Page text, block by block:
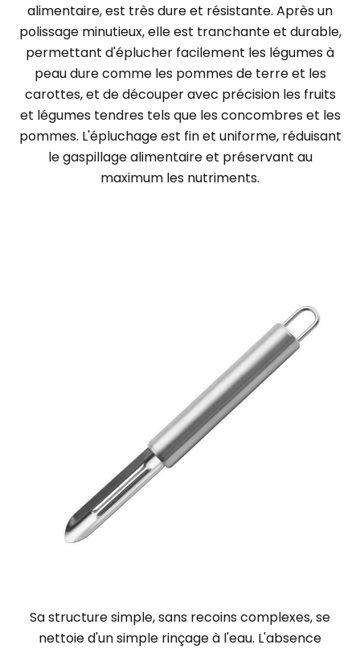
alimentaire, est très dure et résistante. Après un
polissage minutieux, elle est tranchante et durable,
permettant d'éplucher facilement les légumes à
peau dure comme les pommes de terre et les
carottes, et de découper avec précision les fruits
et légumes tendres tels que les concombres et les
pommes. L'épluchage est fin et uniforme, réduisant
le gaspillage alimentaire et préservant au
maximum les nutriments.
Sa structure simple, sans recoins complexes, se
nettoie d'un simple rinçage à l'eau. L'absence